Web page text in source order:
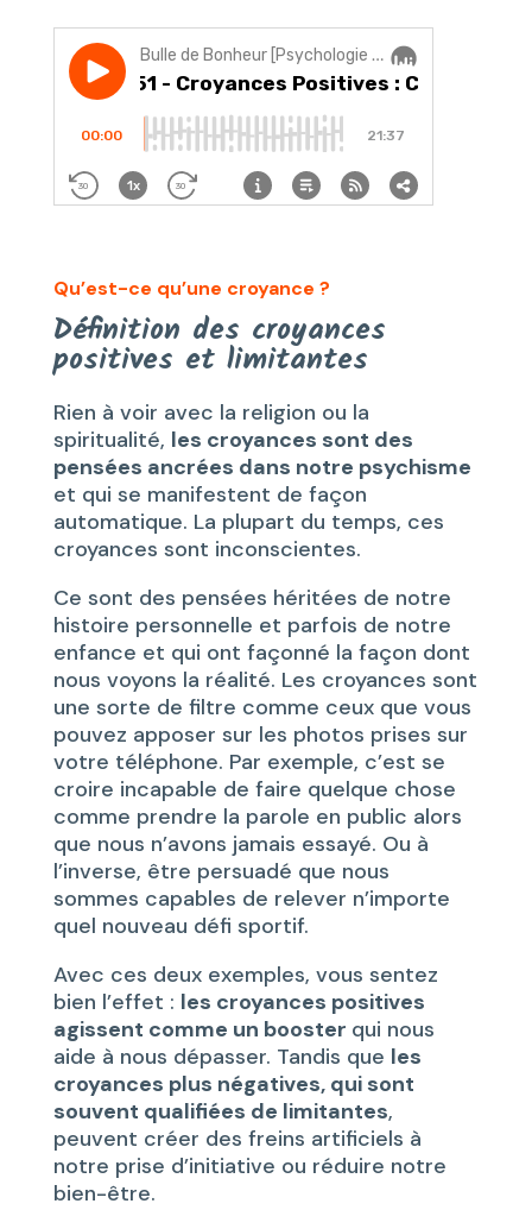
Qu’est-ce qu’une croyance ?
Définition des croyances
positives et limitantes
Rien à voir avec la religion ou la
spiritualité, les croyances sont des
pensées ancrées dans notre psychisme
et qui se manifestent de façon
automatique. La plupart du temps, ces
croyances sont inconscientes.
Ce sont des pensées héritées de notre
histoire personnelle et parfois de notre
enfance et qui ont façonné la façon dont
nous voyons la réalité. Les croyances sont
une sorte de filtre comme ceux que vous
pouvez apposer sur les photos prises sur
votre téléphone. Par exemple, c’est se
croire incapable de faire quelque chose
comme prendre la parole en public alors
que nous n’avons jamais essayé. Ou à
l’inverse, être persuadé que nous
sommes capables de relever n’importe
quel nouveau défi sportif.
Avec ces deux exemples, vous sentez
bien l’effet : les croyances positives
agissent comme un booster qui nous
aide à nous dépasser. Tandis que les
croyances plus négatives, qui sont
souvent qualifiées de limitantes,
peuvent créer des freins artificiels à
notre prise d’initiative ou réduire notre
bien-être.